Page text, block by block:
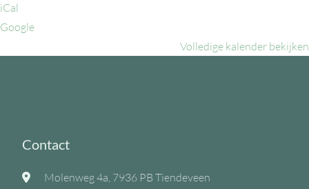
iCal
Google
Volledige kalender bekijken
Contact
Molenweg 4a, 7936 PB Tiendeveen